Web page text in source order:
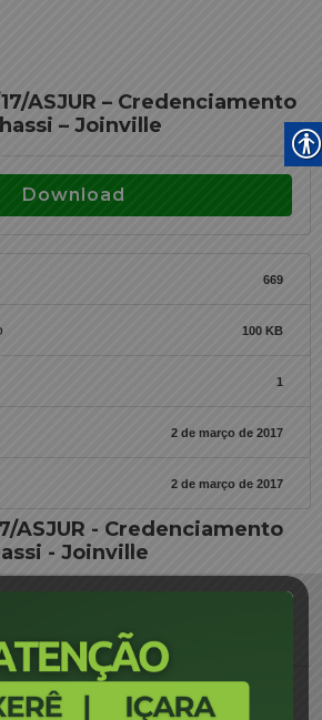
ASJUR – Credenciamento
– Joinville
Download
669
100 KB
1
2 de março de 2017
2 de março de 2017
ASJUR - Credenciamento
- Joinville